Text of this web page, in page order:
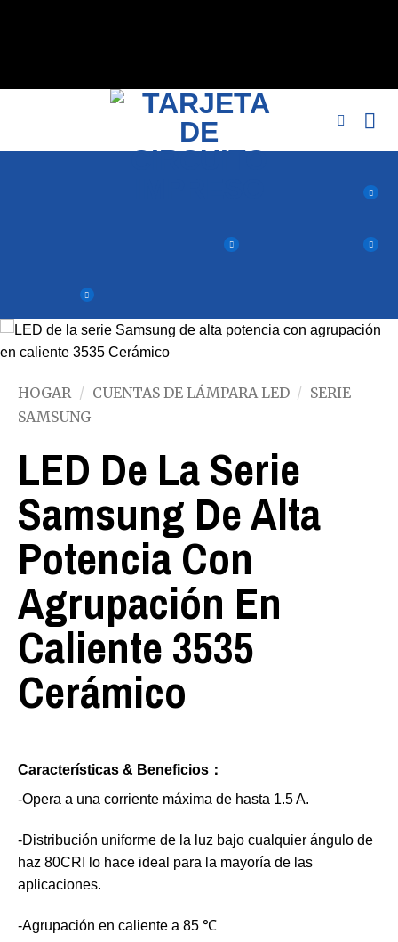
HOGAR / CUENTAS DE LÁMPARA LED / SERIE
SAMSUNG
LED De La Serie
Samsung De Alta
Potencia Con
Agrupación En
Caliente 3535
Cerámico
Características & Beneficios：
-Opera a una corriente máxima de hasta 1.5 A.
-Distribución uniforme de la luz bajo cualquier ángulo de
haz 80CRI lo hace ideal para la mayoría de las
aplicaciones.
-Agrupación en caliente a 85 ℃